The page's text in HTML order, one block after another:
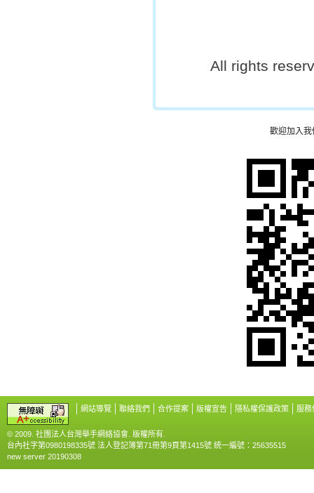
All rights
歡迎加入
網站導覽 聯絡我們 合作提案 版權宣告 隱私權保護政策 服務
© 2009. 社團法人台灣舉手網絡協會. 版權所有.
台內社字第0980198335號 法人登記簿第71冊第9頁第1415號 統一編號：25635515
new server 20190308